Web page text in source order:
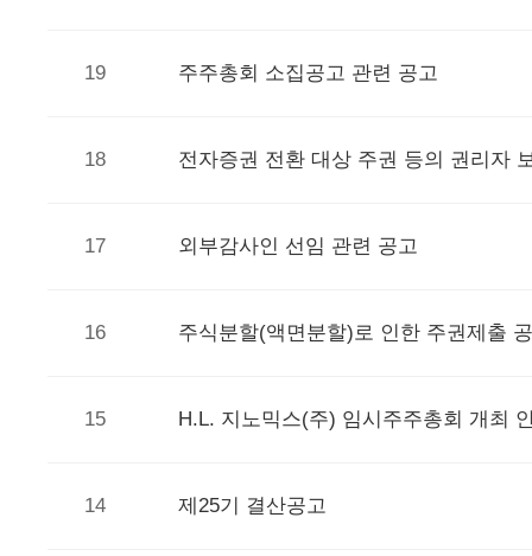
19 주주총회 소집공고 관련 공고
18 전자증권 전환 대상 주권 등의 권리자
17 외부감사인 선임 관련 공고
16 주식분할(액면분할)로 인한 주권제출
15 H.L. 지노믹스(주) 임시주주총회 개최
14 제25기 결산공고